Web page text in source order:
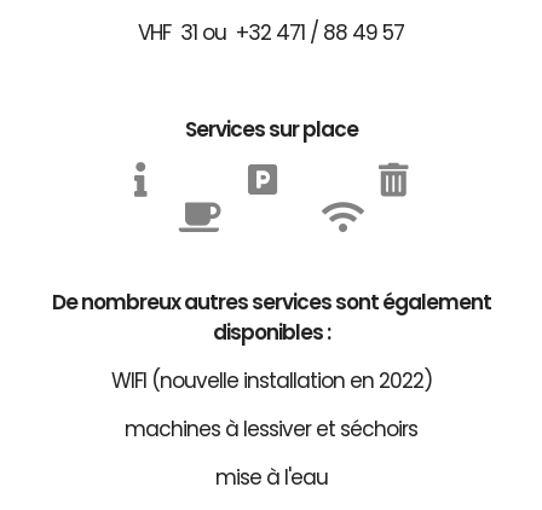
VHF 31 ou +32 471 / 88 49 57
Services sur place
De nombreux autres services sont également
disponibles :
WIFI (nouvelle installation en 2022)
machines à lessiver et séchoirs
mise à l'eau